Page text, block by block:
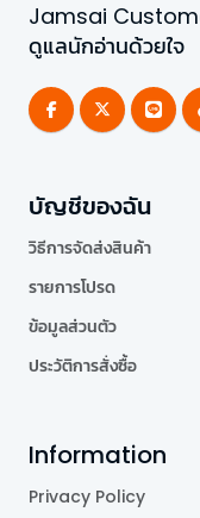
Jamsai
ดูแลนักอ่านด้วยใจ
บัญชีของฉัน
วิธีการจัดส่งสินค้า
รายการโปรด
ข้อมูลส่วนตัว
ประวัติการสั่งซื้อ
Information
Privacy Policy